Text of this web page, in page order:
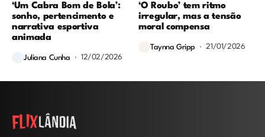
‘Um Cabra Bom de Bola’:
sonho, pertencimento e
narrativa esportiva
animada
Juliana Cunha 12/02/2026
‘O Roubo’ tem ritmo
irregular, mas a tensão
moral compensa
Taynna Gripp 21/01/2026